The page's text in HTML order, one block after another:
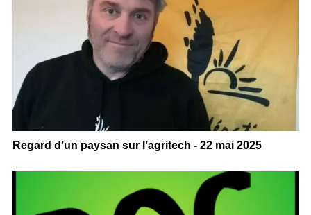
Regard d’un paysan sur l’agritech - 22 mai 2025